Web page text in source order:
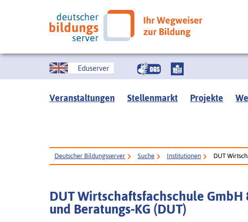
Eduserver
Veranstaltungen Stellenmarkt Projekte
Deutscher Bildungsserver Suche Institutionen DUT
DUT Wirtschaftsfachschule GmbH
und Beratungs-KG (DUT)